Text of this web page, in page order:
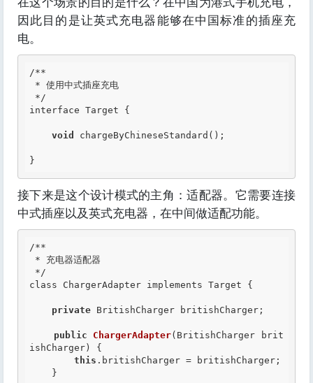
因此目的是让英式充电器能够在中国标准的插座充
电。
/**
*/
interface Target {
void chargeByChineseStandard();
接下来是这个设计模式的主角：适配器。它需要连接
中式插座以及英式充电器，在中间做适配功能。
/**
*/
class ChargerAdapter implements Target {
private BritishCharger britishCharger;
public ChargerAdapter(BritishCharger brit
ishCharger) {
this .britishCharger = britishCharger;